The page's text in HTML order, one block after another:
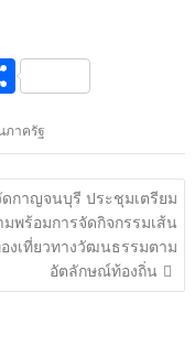
S
ar
e
ภาครัฐ
ดกาญจนบุรี ประชุมเตรียม
มพร้อมการจัดกิจกรรมเส้น
งเที่ยวทางวัฒนธรรมตาม
อัตลักษณ์ท้องถิ่น